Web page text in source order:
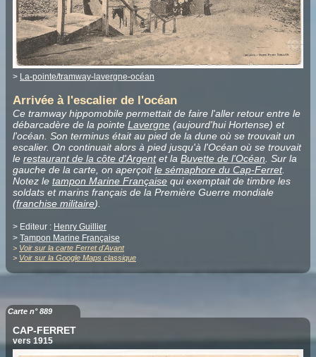
> La-pointe/tramway-lavergne-océan
Arrivée à l'escalier de l'océan
Ce tramway hippomobile permettait de faire l'aller retour entre le
débarcadère de la pointe Lavergne (aujourd'hui Hortense) et
l'océan. Son terminus était au pied de la dune où se trouvait un
escalier. On continuait alors à pied jusqu'à l'Océan où se trouvait
le restaurant de la côte d'Argentet la Buvette de l'Océan. Sur la
gauche de la carte, on aperçoitle sémaphore du Cap-Ferret.
Notez le tampon Marine Française qui exemptait de timbre les
soldats et marins français de la Première Guerre mondiale
(franchise militaire).
> Editeur : Henry Guillier
> Tampon Marine Française
> Voir sur la carte Ferret d'Avant
> Voir sur la Google Maps classique
Carte n° 889
CAP-FERRET
vers 1915